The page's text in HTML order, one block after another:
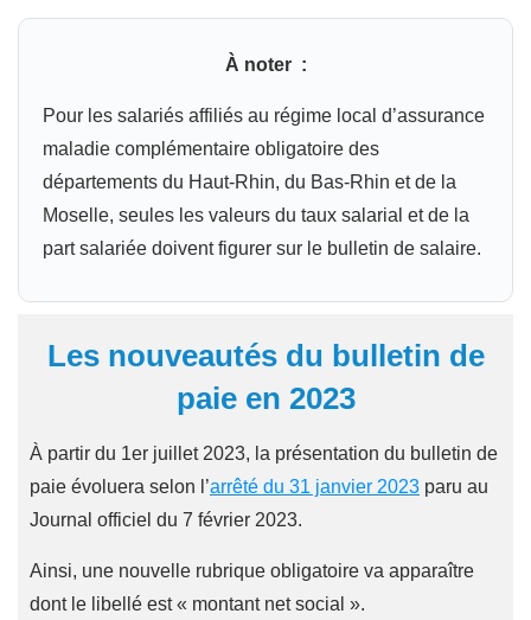
À noter :
Pour les salariés affiliés au régime local d’assurance
maladie complémentaire obligatoire des
départements du Haut-Rhin, du Bas-Rhin et de la
Moselle, seules les valeurs du taux salarial et de la
part salariée doivent figurer sur le bulletin de salaire.
Les nouveautés du bulletin de
paie en 2023
À partir du 1er juillet 2023, la présentation du bulletin de
paie évoluera selon l’arrêté du 31 janvier 2023 paru au
Journal officiel du 7 février 2023.
Ainsi, une nouvelle rubrique obligatoire va apparaître
dont le libellé est « montant net social ».